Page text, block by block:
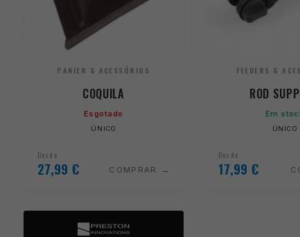
PANIER & ACESSÓRIOS
COQUILA
Esgotado
ÚNICO
Desde
27,99 € COMPRAR
FEEDERS &
ROD
Em
ÚNICO
Desde
17,99 €